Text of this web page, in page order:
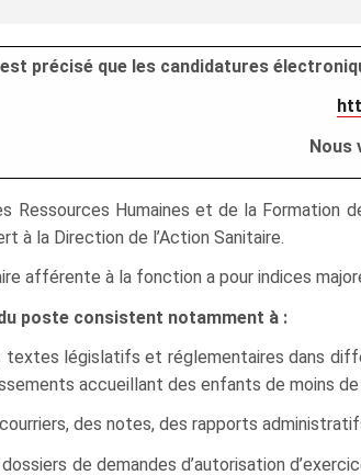
précisé que les candidatures
Nous
Ressources Humaines et de la Formation
à la Direction de l’Action Sanitaire.
afférente à la fonction a pour indices
poste consistent notamment à :
législatifs et réglementaires dans
accueillant des enfants de moins
des notes, des rapports
de demandes d’autorisation